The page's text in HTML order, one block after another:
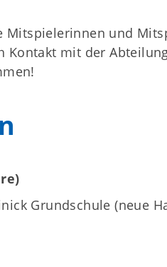
Mitspielerinnen und
Kontakt mit der
Grundschule (neue